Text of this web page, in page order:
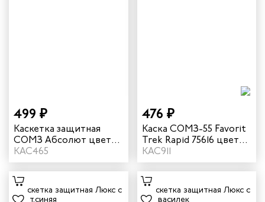
499 ₽
Каскетка защитная
СОМЗ Абсолют цвет
черный 98120
КАС465
476 ₽
Каска СОМЗ-55 Favorit
Trek Rapid 75616 цвет
красный
КАС911